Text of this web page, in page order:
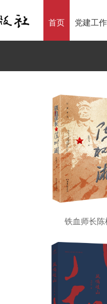
首页 党建工作
铁血师长陈